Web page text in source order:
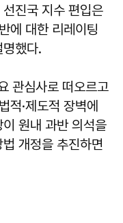
진국 지수 편입은
에 대한 리레이팅
했다.
관심사로 떠오르고
적·제도적 장벽에
원내 과반 의석을
개정을 추진하면